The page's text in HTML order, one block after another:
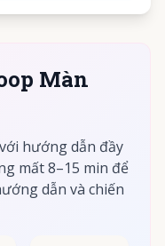
Màn
hướng dẫn đầy
mất 8–15 min để
dẫn và chiến